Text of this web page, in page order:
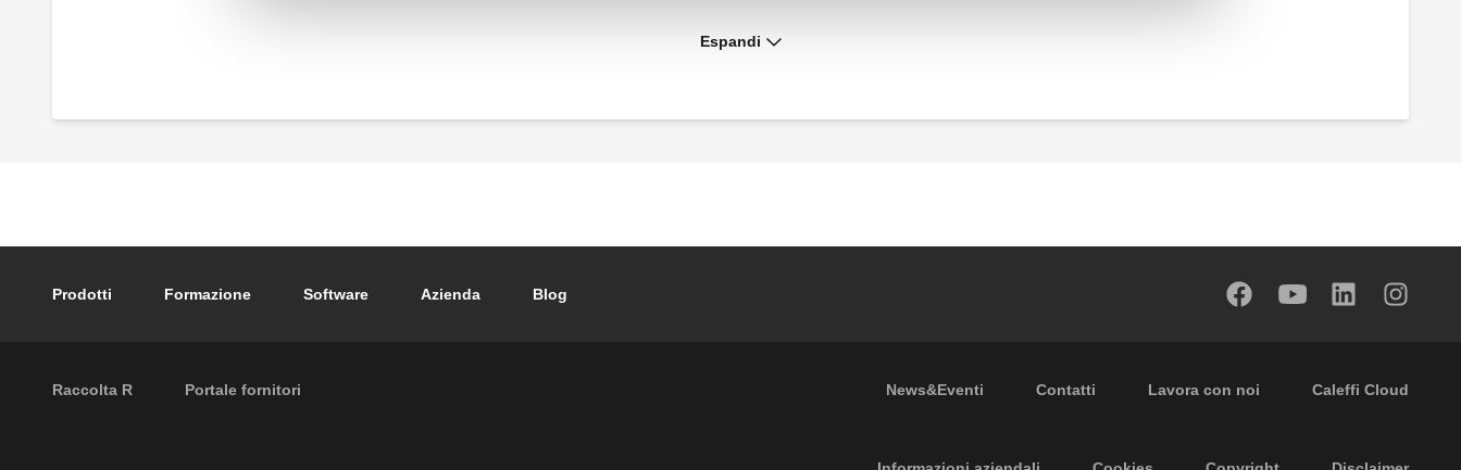
Espandi
Footer main navigation
Prodotti Formazione Software Azienda Blog
External links
Raccolta R Portale fornitori Footer secondary navigation
News&Eventi Contatti Lavora con noi Caleffi Cloud